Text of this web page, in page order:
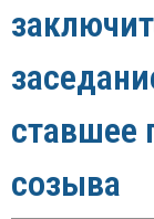
ставшее
созыва